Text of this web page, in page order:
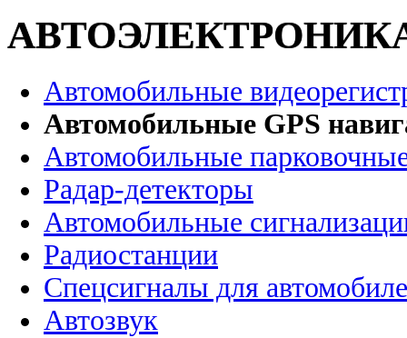
Автомобильные
Автомобильные GPS
Автомобильные
Радар-детекторы
Автомобильные
Радиостанции
Спецсигналы для
Автозвук